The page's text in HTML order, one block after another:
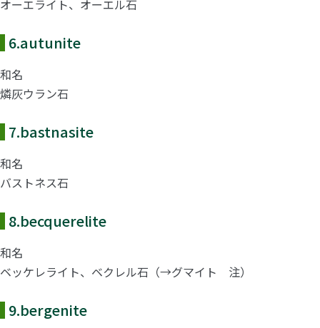
オーエライト、オーエル石
6.autunite
和名
燐灰ウラン石
7.bastnasite
和名
バストネス石
8.becquerelite
和名
ベッケレライト、ベクレル石（→グマイト 注）
9.bergenite